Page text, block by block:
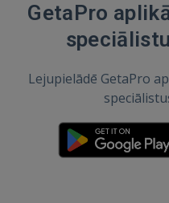
GetaPro
Lejupielādē GetaPro